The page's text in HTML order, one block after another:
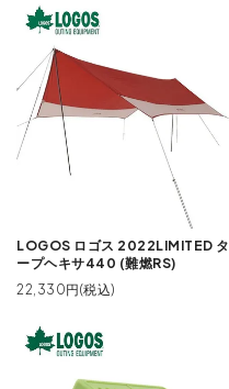
LOGOS ロゴス 2022LIMITED タ
ープヘキサ440 (難燃RS)
22,330円(税込)